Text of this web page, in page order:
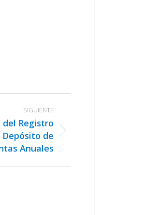
SIGUIENTE
del Registro
de
Anuales